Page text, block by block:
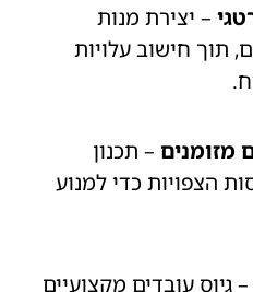
– יצירת מנות
תוך חישוב עלויות
מזומנים – תכנון
הצפויות כדי למנוע
– גיוס עובדים מקצועיים